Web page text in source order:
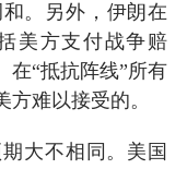
。另外，伊朗在
美方支付战争赔
在“抵抗阵线”所有
难以接受的。
大不相同。美国